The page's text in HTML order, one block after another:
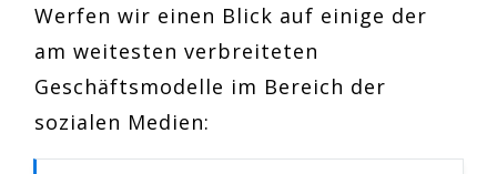
Werfen wir einen Blick auf einige der
am weitesten verbreiteten
Geschäftsmodelle im Bereich der
sozialen Medien: